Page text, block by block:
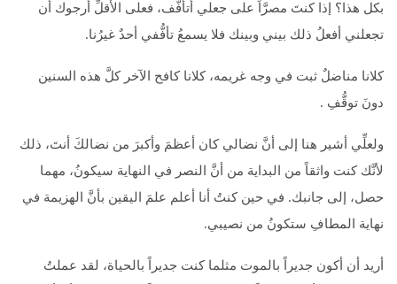
بكل هذا؟ إذا كنتَ مصرَّاً على جعلي أتأفَّف، فعلى الأقلِّ أرجوك أن
تجعلني أفعلُ ذلك بيني وبينك فلا يسمعُ تأفُّفي أحدٌ غيرُنا.
كلانا مناضلٌ ثبت في وجه غريمه، كلانا كافح الآخر كلَّ هذه السنين
دونَ توقُّفِ .
ولعلِّي أشير هنا إلى أنَّ نضالي كان أعظمَ وأكبرَ من نضالكَ أنتَ، ذلك
لأنَّك كنت واثقاً من البداية من أنَّ النصر في النهاية سيكونُ، مهما
حصل، إلى جانبك. في حين كنتُ أنا أعلم علمَ اليقين بأنَّ الهزيمة في
نهاية المطافِ ستكونُ من نصيبي.
أريد أن أكون جديراً بالموت مثلما كنت جديراً بالحياة، لقد عملتُ